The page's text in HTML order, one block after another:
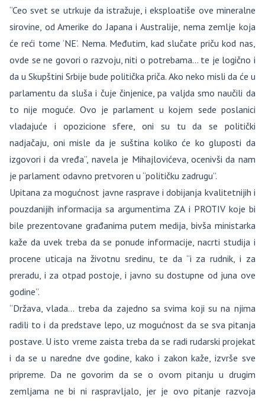
“Ceo svet se utrkuje da istražuje, i eksploatiše ove mineralne
sirovine, od Amerike do Japana i Australije, nema zemlje koja
će reći tome ‘NE’. Nema. Međutim, kad slučate priču kod nas,
ovde se ne govori o razvoju, niti o potrebama… te je logično i
da u Skupštini Srbije bude politička priča. Ako neko misli da će u
parlamentu da sluša i čuje činjenice, pa valjda smo naučili da
to nije moguće. Ovo je parlament u kojem sede poslanici
vladajuće i opozicione sfere, oni su tu da se politički
nadjačaju, oni misle da je suština koliko će ko gluposti da
izgovori i da vređa”, navela je Mihajlovićeva, ocenivši da nam
je parlament odavno pretvoren u “političku zadrugu”.
Upitana za mogućnost javne rasprave i dobijanja kvalitetnijih i
pouzdanijih informacija sa argumentima ZA i PROTIV koje bi
bile prezentovane građanima putem medija, bivša ministarka
kaže da uvek treba da se ponude informacije, nacrti studija i
procene uticaja na životnu sredinu, te da “i za rudnik, i za
preradu, i za otpad postoje, i javno su dostupne od juna ove
godine”.
“Država, vlada… treba da zajedno sa svima koji su na njima
radili to i da predstave lepo, uz mogućnost da se sva pitanja
postave. U isto vreme zaista treba da se radi rudarski projekat
i da se u naredne dve godine, kako i zakon kaže, izvrše sve
pripreme. Da ne govorim da se o ovom pitanju u drugim
zemljama ne bi ni raspravljalo, jer je ovo pitanje razvoja